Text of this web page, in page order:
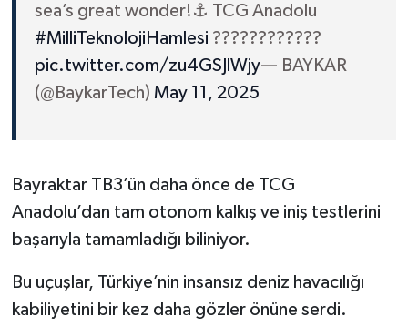
sea’s great wonder!⚓️ TCG Anadolu
#MilliTeknolojiHamlesi ????????????
pic.twitter.com/zu4GSJlWjy— BAYKAR
(@BaykarTech) May 11, 2025
Bayraktar TB3’ün daha önce de TCG
Anadolu’dan tam otonom kalkış ve iniş testlerini
başarıyla tamamladığı biliniyor.
Bu uçuşlar, Türkiye’nin insansız deniz havacılığı
kabiliyetini bir kez daha gözler önüne serdi.